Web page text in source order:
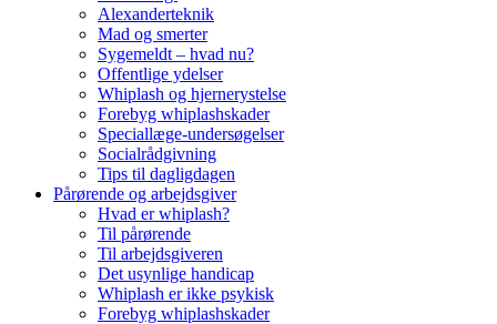
Alexanderteknik
Mad og smerter
Sygemeldt – hvad nu?
Offentlige ydelser
Whiplash og hjernerystelse
Forebyg whiplashskader
Speciallæge-undersøgelser
Socialrådgivning
Tips til dagligdagen
Pårørende og arbejdsgiver
Hvad er whiplash?
Til pårørende
Til arbejdsgiveren
Det usynlige handicap
Whiplash er ikke psykisk
Forebyg whiplashskader